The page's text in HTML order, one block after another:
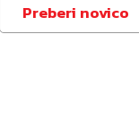
Preberi novico